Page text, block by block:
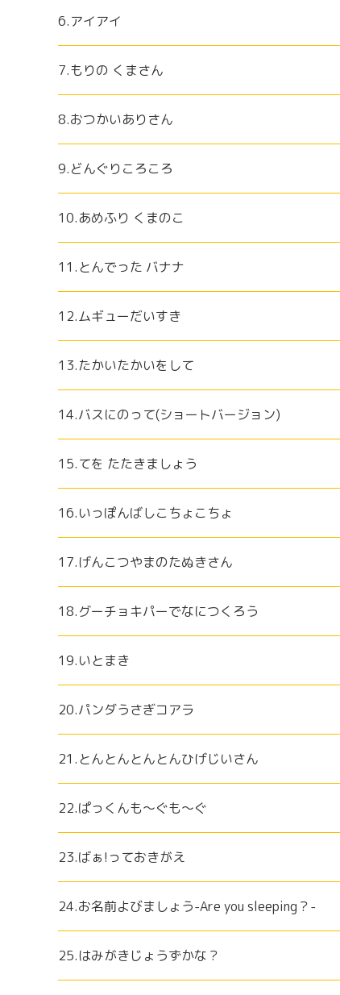
6.アイアイ
7.もりの くまさん
8.おつかいありさん
9.どんぐりころころ
10.あめふり くまのこ
11.とんでった バナナ
12.ムギューだいすき
13.たかいたかいをして
14.バスにのって(ショートバージョン)
15.てを たたきましょう
16.いっぽんばしこちょこちょ
17.げんこつやまのたぬきさん
18.グーチョキパーでなにつくろう
19.いとまき
20.パンダうさぎコアラ
21.とんとんとんとんひげじいさん
22.ぱっくんも～ぐも～ぐ
23.ばぁ!っておきがえ
24.お名前よびましょう-Are you sleeping？-
25.はみがきじょうずかな？